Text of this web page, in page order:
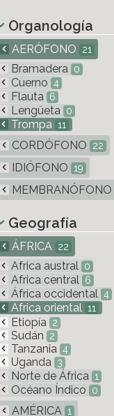
Organología
AERÓFONO 21
Bramadera 0
Cuerno 4
Flauta 6
Lengüeta 0
Trompa 11
CORDÓFONO 22
IDIÓFONO 19
MEMBRANÓFONO
Geografía
ÁFRICA 22
Africa austral 0
Africa central 6
África occidental 4
Africa oriental 11
Etiopía 2
Sudán 2
Tanzania 4
Uganda 3
Norte de África 1
Océano Índico 0
AMÉRICA 1